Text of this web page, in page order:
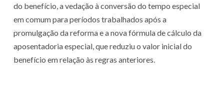
do benefício, a vedação à conversão do tempo especial
em comum para períodos trabalhados após a
promulgação da reforma e a nova fórmula de cálculo da
aposentadoria especial, que reduziu o valor inicial do
benefício em relação às regras anteriores.